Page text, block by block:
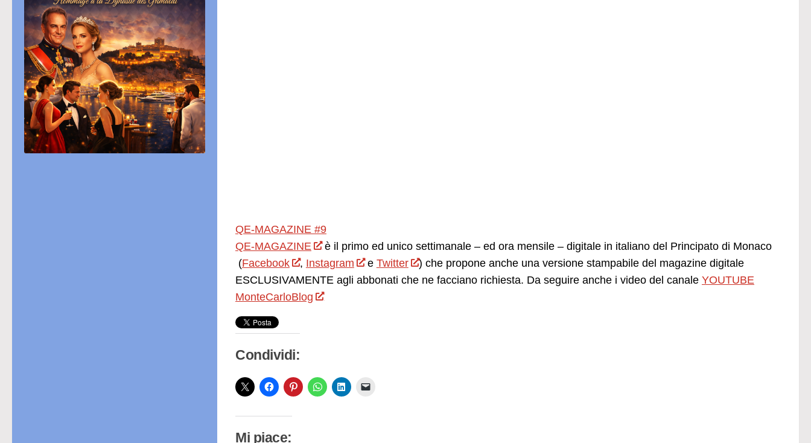
QE-MAGAZINE #9
QE-MAGAZINE
è il primo ed unico settimanale – ed ora mensile – digitale in italiano del Principato di Monaco
(Facebook , Instagram e Twitter
) che propone anche una versione stampabile del magazine digitale
ESCLUSIVAMENTE agli abbonati che ne facciano richiesta. Da seguire anche i video del canale YOUTUBE
MonteCarloBlog
Condividi:
Mi piace: